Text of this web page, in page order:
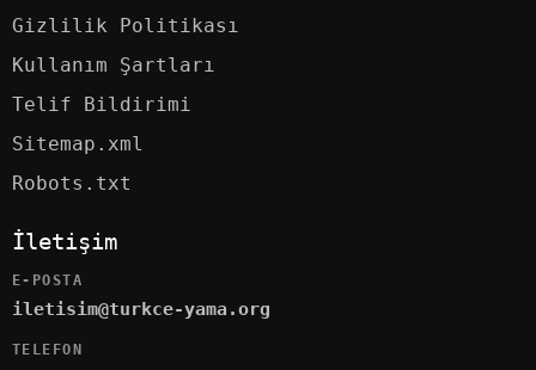
Gizlilik Politikası
Kullanım Şartları
Telif Bildirimi
Sitemap.xml
Robots.txt
İletişim
E-POSTA
iletisim@turkce-yama.org
TELEFON